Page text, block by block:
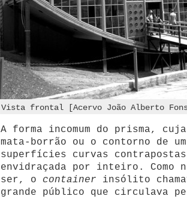
Vista frontal [Acervo João Alberto
A forma incomum do prisma,
mata-borrão ou o contorno de
superfícies curvas
envidraçada por inteiro. Como
ser, o container insólito
grande público que circulava